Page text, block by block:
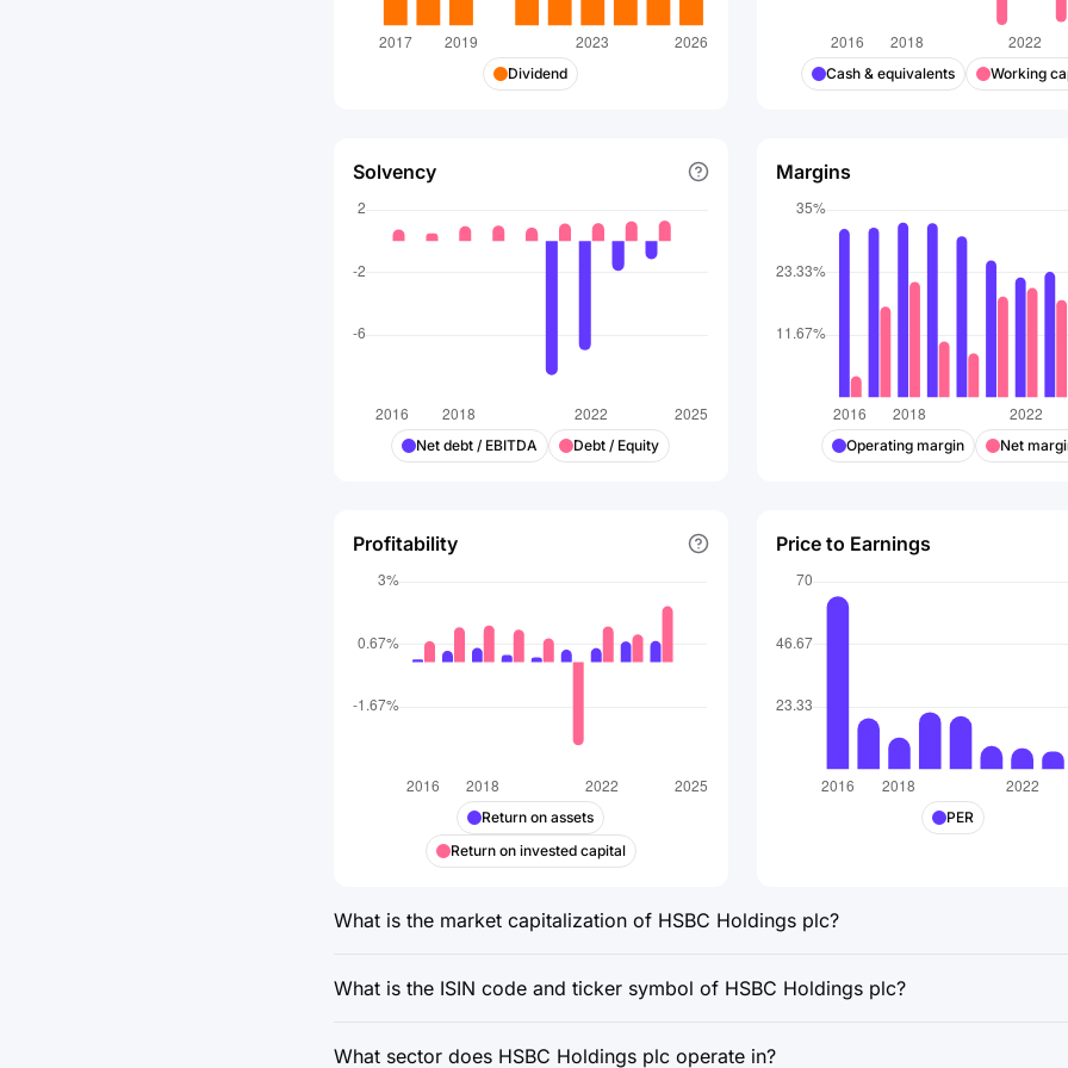
Dividend Cash & equivalents Working
Solvency
Net debt / EBITDA Debt / Equity
Margins
Operating margin Net
Profitability
Return on assets
Return on invested capital
Price to Earnings
PER
What is the market capitalization of HSBC Holdings plc?
What is the ISIN code and ticker symbol of HSBC Holdings plc?
What sector does HSBC Holdings plc operate in?